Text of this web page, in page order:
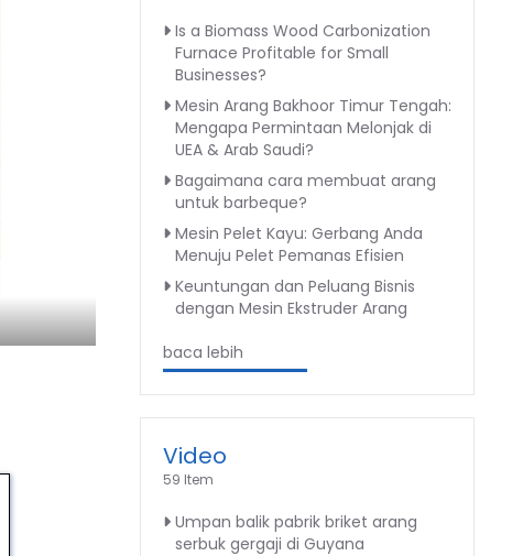
Is a Biomass Wood Carbonization
Furnace Profitable for Small
Businesses?
Mesin Arang Bakhoor Timur Tengah:
Mengapa Permintaan Melonjak di
UEA & Arab Saudi?
Bagaimana cara membuat arang
untuk barbeque?
Mesin Pelet Kayu: Gerbang Anda
Menuju Pelet Pemanas Efisien
Keuntungan dan Peluang Bisnis
dengan Mesin Ekstruder Arang
baca lebih
Video
59 Item
Umpan balik pabrik briket arang
serbuk gergaji di Guyana